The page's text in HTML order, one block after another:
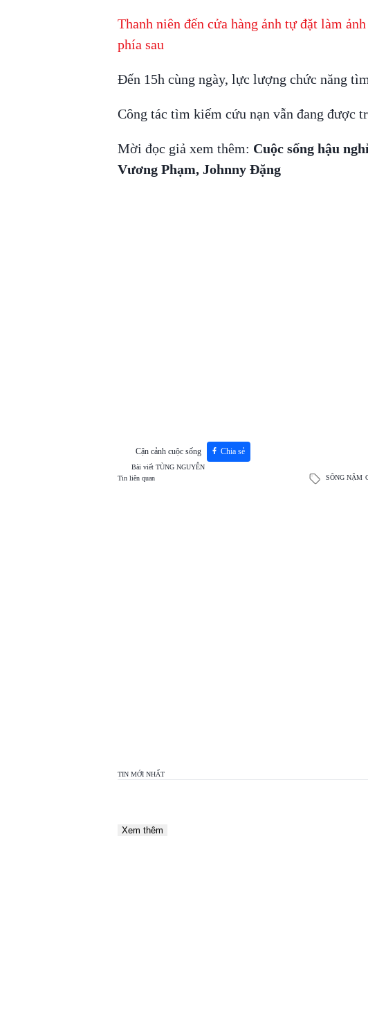
Thanh niên đến cửa hàng ảnh tự đặt làm
phía sau
Đến 15h cùng ngày, lực lượng chức năng
Công tác tìm kiếm cứu nạn vẫn đang được
Mời đọc giả xem thêm: Cuộc sống hậu
Vương Phạm, Johnny Đặng
Cận cảnh cuộc sống Chia sẻ
Bài viết TÙNG NGUYỄN
Tin liên quan
SÔNG NẬM
TIN MỚI NHẤT
Xem thêm